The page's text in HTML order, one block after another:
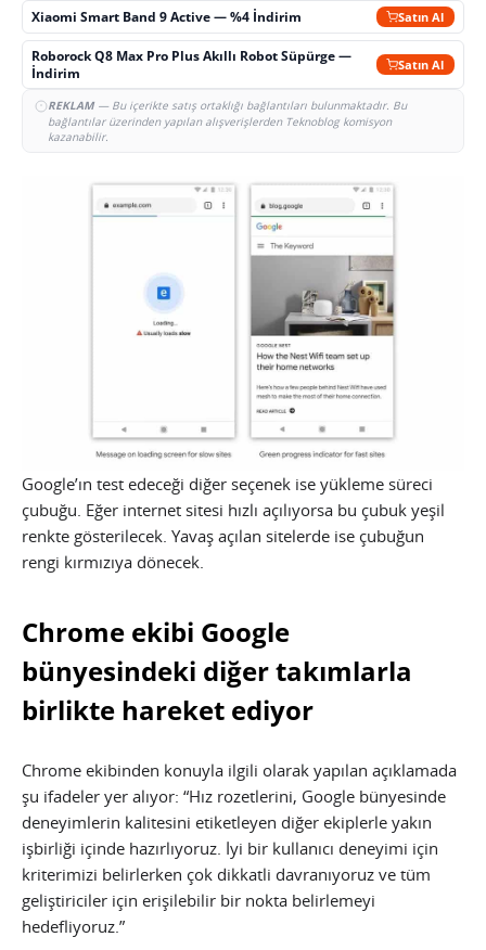
Xiaomi Smart Band 9 Active — %4 İndirim Satın Al
Roborock Q8 Max Pro Plus Akıllı Robot Süpürge —
İndirim
Satın Al
REKLAM— Bu içerikte satış ortaklığı bağlantıları bulunmaktadır. Bu
bağlantılar üzerinden yapılan alışverişlerden Teknoblog komisyon
kazanabilir.
Google’ın test edeceği diğer seçenek ise yükleme süreci
çubuğu. Eğer internet sitesi hızlı açılıyorsa bu çubuk yeşil
renkte gösterilecek. Yavaş açılan sitelerde ise çubuğun
rengi kırmızıya dönecek.
Chrome ekibi Google
bünyesindeki diğer takımlarla
birlikte hareket ediyor
Chrome ekibinden konuyla ilgili olarak yapılan açıklamada
şu ifadeler yer alıyor: “Hız rozetlerini, Google bünyesinde
deneyimlerin kalitesini etiketleyen diğer ekiplerle yakın
işbirliği içinde hazırlıyoruz. İyi bir kullanıcı deneyimi için
kriterimizi belirlerken çok dikkatli davranıyoruz ve tüm
geliştiriciler için erişilebilir bir nokta belirlemeyi
hedefliyoruz.”